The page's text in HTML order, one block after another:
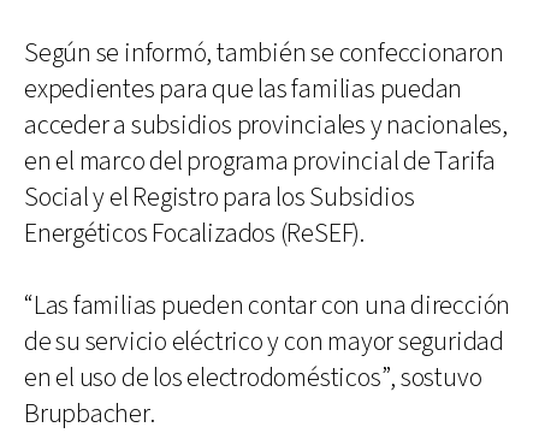
Según se informó, también se confeccionaron
expedientes para que las familias puedan
acceder a subsidios provinciales y nacionales,
en el marco del programa provincial de Tarifa
Social y el Registro para los Subsidios
Energéticos Focalizados (ReSEF).
“Las familias pueden contar con una dirección
de su servicio eléctrico y con mayor seguridad
en el uso de los electrodomésticos”, sostuvo
Brupbacher.